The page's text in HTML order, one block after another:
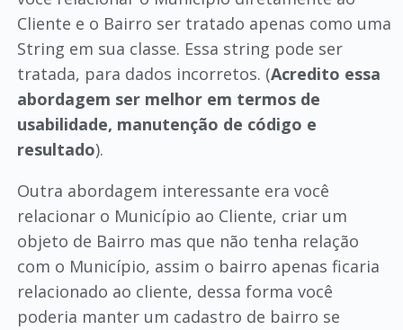
Cliente e o Bairro ser tratado apenas como uma
String em sua classe. Essa string pode ser
tratada, para dados incorretos. (Acredito essa
abordagem ser melhor em termos de
usabilidade, manutenção de código e
resultado).
Outra abordagem interessante era você
relacionar o Município ao Cliente, criar um
objeto de Bairro mas que não tenha relação
com o Município, assim o bairro apenas ficaria
relacionado ao cliente, dessa forma você
poderia manter um cadastro de bairro se